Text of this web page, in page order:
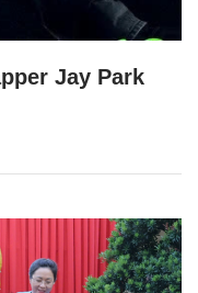
Jay Park